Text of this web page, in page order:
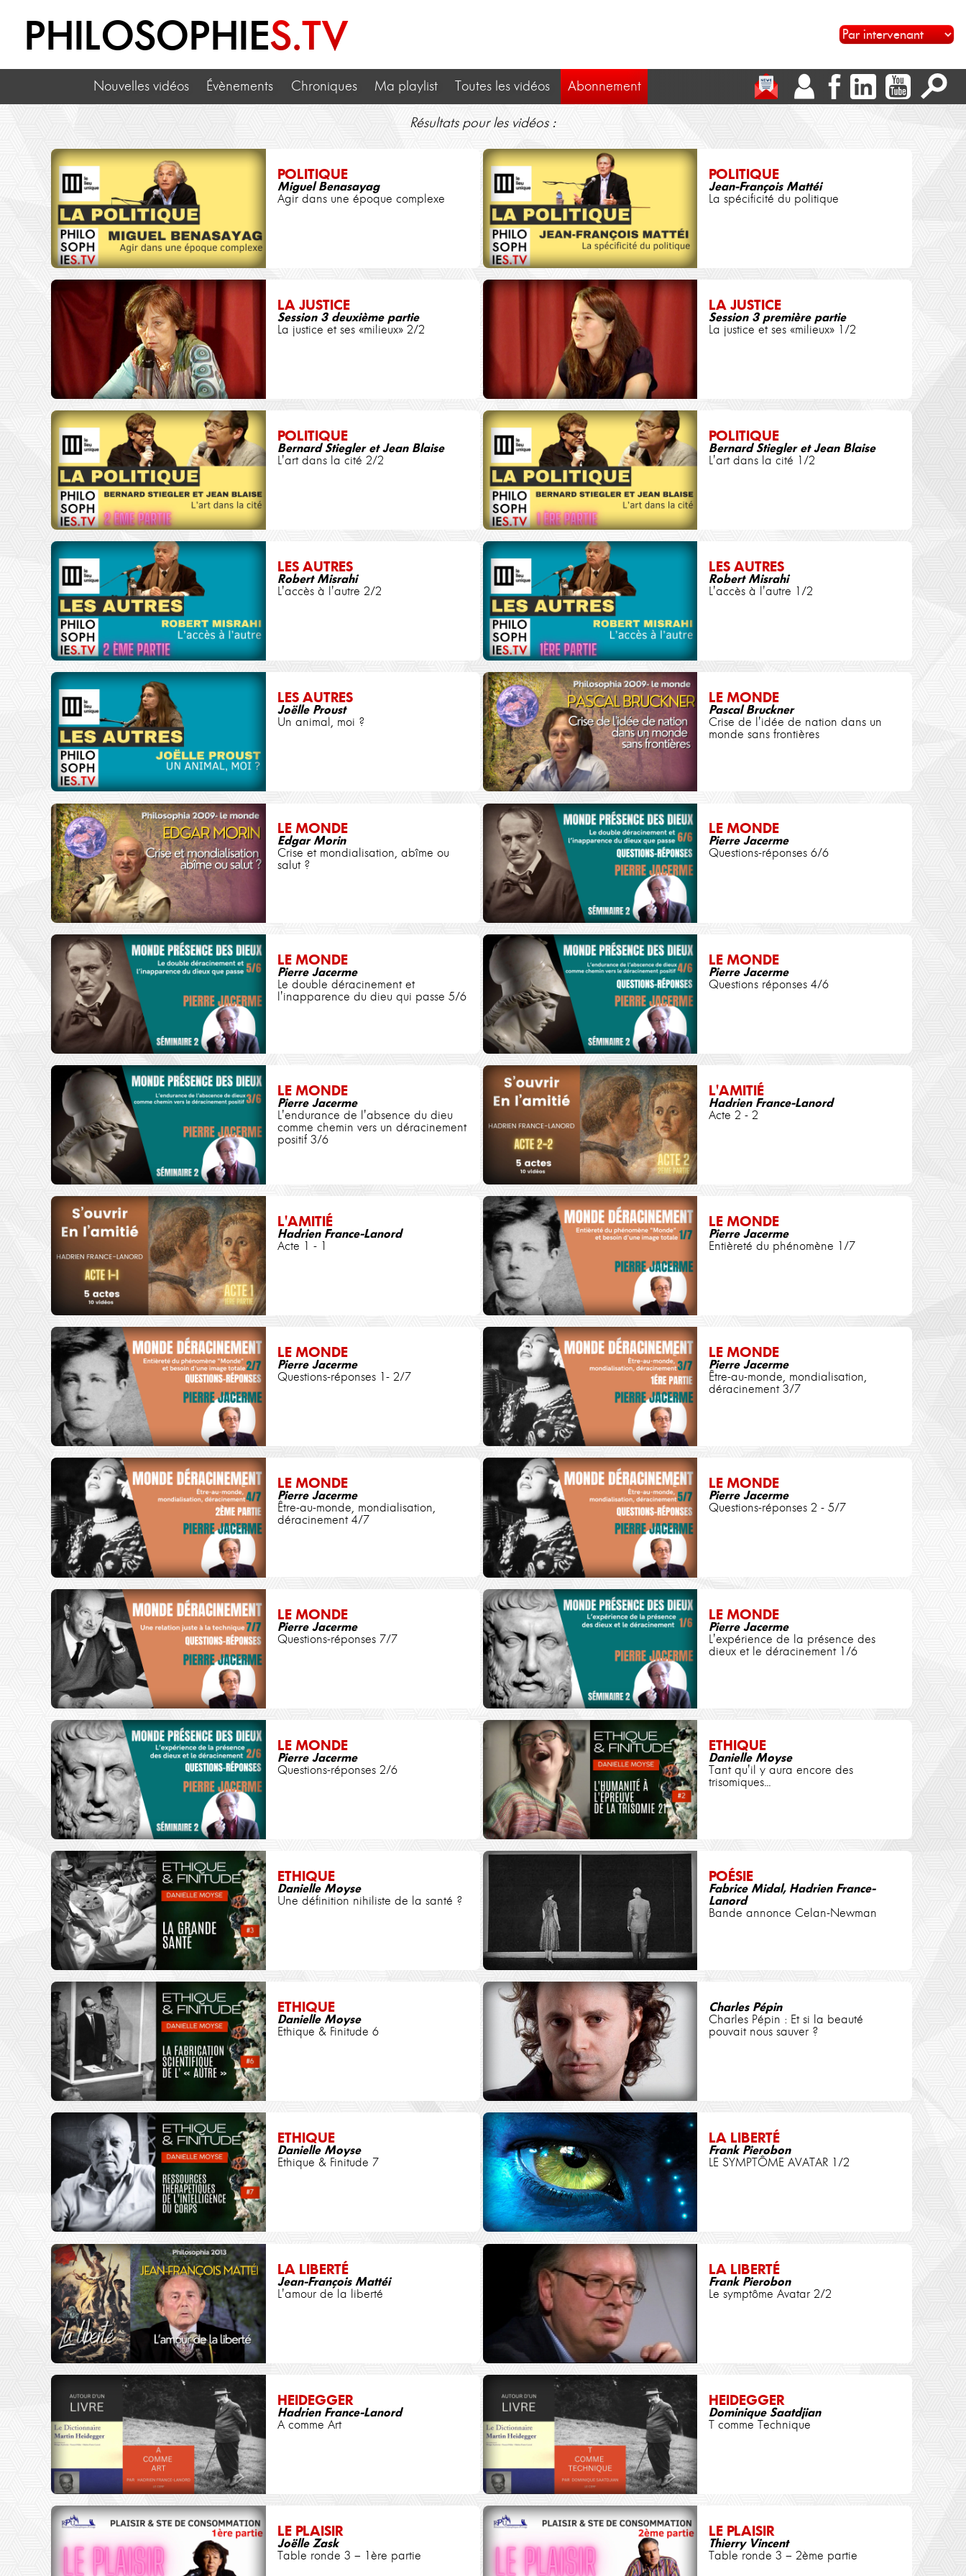
PHILOSOPHIES.TV
Nouvelles vidéos Évènements Chroniques Ma playlist Toutes les vidéos Abonnement
Résultats pour les vidéos :
POLITIQUE
Miguel Benasayag
Agir dans une époque complexe
POLITIQUE
Jean-François Mattéi
La spécificité du politique
LA JUSTICE
Session 3 deuxième partie
La justice et ses «milieux» 2/2
LA JUSTICE
Session 3 première partie
La justice et ses «milieux» 1/2
POLITIQUE
Bernard Stiegler et Jean Blaise
L'art dans la cité 2/2
POLITIQUE
Bernard Stiegler et Jean Blaise
L'art dans la cité 1/2
LES AUTRES
Robert Misrahi
L'accès à l'autre 2/2
LES AUTRES
Robert Misrahi
L'accès à l'autre 1/2
LES AUTRES
Joëlle Proust
Un animal, moi ?
LE MONDE
Pascal Bruckner
Crise de l'idée de nation dans un
monde sans frontières
LE MONDE
Edgar Morin
Crise et mondialisation, abîme ou
salut ?
LE MONDE
Pierre Jacerme
Questions-réponses 6/6
LE MONDE
Pierre Jacerme
Le double déracinement et
l'inapparence du dieu qui passe 5/6
LE MONDE
Pierre Jacerme
Questions réponses 4/6
LE MONDE
Pierre Jacerme
L'endurance de l'absence du dieu
comme chemin vers un déracinement
positif 3/6
L'AMITIÉ
Hadrien France-Lanord
Acte 2 - 2
L'AMITIÉ
Hadrien France-Lanord
Acte 1 - 1
LE MONDE
Pierre Jacerme
Entièreté du phénomène 1/7
LE MONDE
Pierre Jacerme
Questions-réponses 1- 2/7
LE MONDE
Pierre Jacerme
Être-au-monde, mondialisation,
déracinement 3/7
LE MONDE
Pierre Jacerme
Être-au-monde, mondialisation,
déracinement 4/7
LE MONDE
Pierre Jacerme
Questions-réponses 2 - 5/7
LE MONDE
Pierre Jacerme
Questions-réponses 7/7
LE MONDE
Pierre Jacerme
L'expérience de la présence des
dieux et le déracinement 1/6
LE MONDE
Pierre Jacerme
Questions-réponses 2/6
ETHIQUE
Danielle Moyse
Tant qu'il y aura encore des
trisomiques...
ETHIQUE
Danielle Moyse
Une définition nihiliste de la santé ?
POÉSIE
Fabrice Midal, Hadrien France-
Lanord
Bande annonce Celan-Newman
ETHIQUE
Danielle Moyse
Ethique & Finitude 6
Charles Pépin
Charles Pépin : Et si la beauté
pouvait nous sauver ?
ETHIQUE
Danielle Moyse
Ethique & Finitude 7
LA LIBERTÉ
Frank Pierobon
LE SYMPTÔME AVATAR 1/2
LA LIBERTÉ
Jean-François Mattéi
L'amour de la liberté
LA LIBERTÉ
Frank Pierobon
Le symptôme Avatar 2/2
HEIDEGGER
Hadrien France-Lanord
A comme Art
HEIDEGGER
Dominique Saatdjian
T comme Technique
LE PLAISIR
Joëlle Zask
Table ronde 3 – 1ère partie
LE PLAISIR
Thierry Vincent
Table ronde 3 – 2ème partie